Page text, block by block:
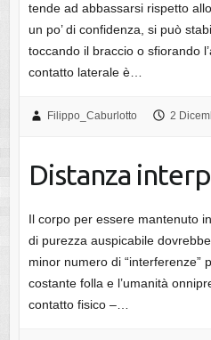
tende ad abbassarsi rispetto
un po’ di confidenza, si può
toccando il braccio o sfiorando
contatto laterale è…
Filippo_Caburlotto 2
Distanza
Il corpo per essere mantenuto
di purezza auspicabile
minor numero di “interferenze”
costante folla e l’umanità
contatto fisico –…